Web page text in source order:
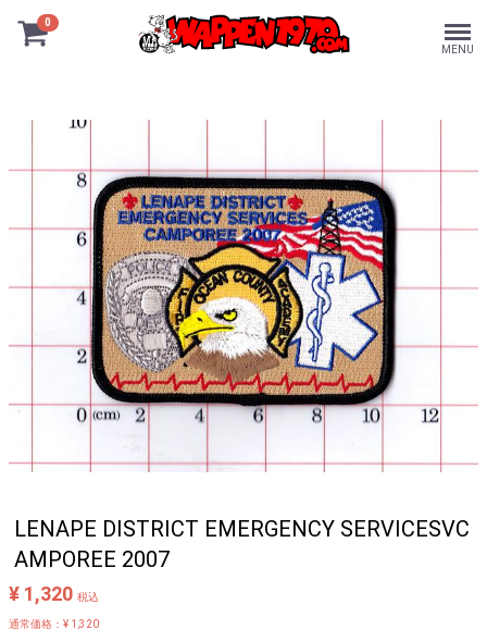
0
MENU
LENAPE DISTRICT EMERGENCY SERVICESVC
AMPOREE 2007
¥ 1,320 税込
通常価格：¥ 1,320